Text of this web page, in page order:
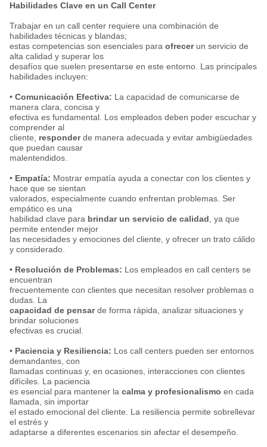
Habilidades Clave en un Call Center
Trabajar en un call center requiere una combinación de
habilidades técnicas y blandas;
estas competencias son esenciales para ofrecerun servicio de
alta calidad y superar los
desafíos que suelen presentarse en este entorno. Las principales
habilidades incluyen:
• Comunicación Efectiva: La capacidad de comunicarse de
manera clara, concisa y
efectiva es fundamental. Los empleados deben poder escuchar y
comprender al
cliente,
responderde manera adecuada y evitar ambigüedades
que puedan causar
malentendidos.
• Empatía: Mostrar empatía ayuda a conectar con los clientes y
hace que se sientan
valorados, especialmente cuando enfrentan problemas. Ser
empático es una
habilidad clave para brindar un servicio de calidad , ya que
permite entender mejor
las necesidades y emociones del cliente, y ofrecer un trato cálido
y considerado.
• Resolución de Problemas: Los empleados en call centers se
encuentran
frecuentemente con clientes que necesitan resolver problemas o
dudas. La
capacidad de pensarde forma rápida, analizar situaciones y
brindar soluciones
efectivas es crucial.
• Paciencia y Resiliencia: Los call centers pueden ser entornos
demandantes, con
llamadas continuas y, en ocasiones, interacciones con clientes
difíciles. La paciencia
es esencial para mantener la calma y profesionalismo en cada
llamada, sin importar
el estado emocional del cliente. La resiliencia permite sobrellevar
el estrés y
adaptarse a diferentes escenarios sin afectar el desempeño.